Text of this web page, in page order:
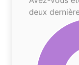
deux